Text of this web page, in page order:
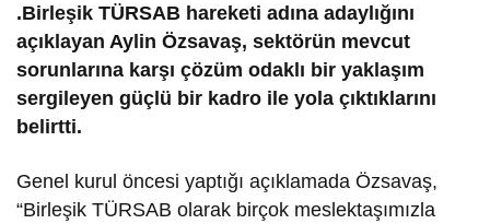
.Birleşik TÜRSAB hareketi adına adaylığını
açıklayan Aylin Özsavaş, sektörün mevcut
sorunlarına karşı çözüm odaklı bir yaklaşım
sergileyen güçlü bir kadro ile yola çıktıklarını
belirtti.
Genel kurul öncesi yaptığı açıklamada Özsavaş,
“Birleşik TÜRSAB olarak birçok meslektaşımızla